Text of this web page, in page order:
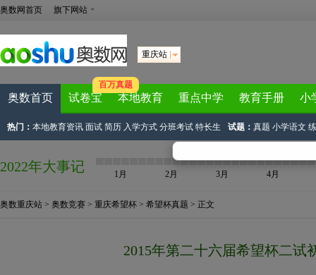
奥数网首页 旗下网站
重庆站
奥数首页 试卷宝
百万真题
本地教育 重点中学 教育手册 小
热门： 本地教育资讯 面试 简历 入学方式 分班考试 特长生 试题： 真题 小学语文
2022年大事记 1月 2月 3月 4月
奥数重庆站 > 奥数竞赛 > 重庆希望杯 > 希望杯真题 > 正文
2015年第二十六届希望杯二试